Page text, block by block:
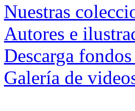
Nuestras
Autores e
Descarga
Galería de